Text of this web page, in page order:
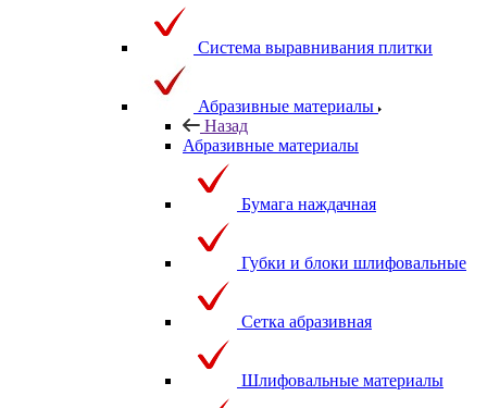
Система выравнивания плитки
Абразивные материалы
Назад
Абразивные материалы
Бумага наждачная
Губки и блоки шлифовальные
Сетка абразивная
Шлифовальные материалы